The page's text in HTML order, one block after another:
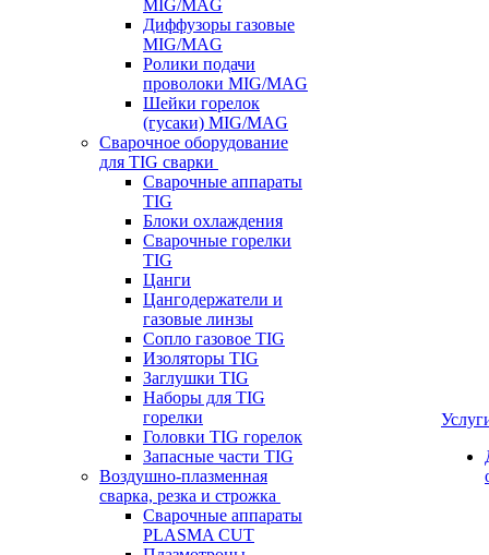
MIG/MAG
Диффузоры газовые
MIG/MAG
Ролики подачи
проволоки MIG/MAG
Шейки горелок
(гусаки) MIG/MAG
Сварочное оборудование
для TIG сварки
Сварочные аппараты
TIG
Блоки охлаждения
Сварочные горелки
TIG
Цанги
Цангодержатели и
газовые линзы
Сопло газовое TIG
Изоляторы TIG
Заглушки TIG
Наборы для TIG
горелки
Головки TIG горелок
Запасные части TIG
Воздушно-плазменная
сварка, резка и строжка
Сварочные аппараты
PLASMA CUT